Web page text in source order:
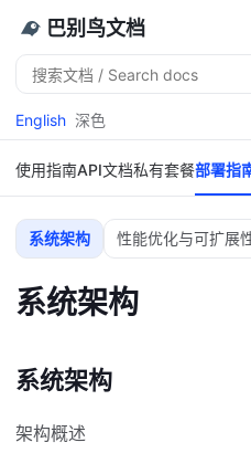
巴别鸟文档
搜
索
English 深色
使用指南API文档私有套餐部署指
系统架构 性能优化与可扩展
系统架构
系统架构
架构概述